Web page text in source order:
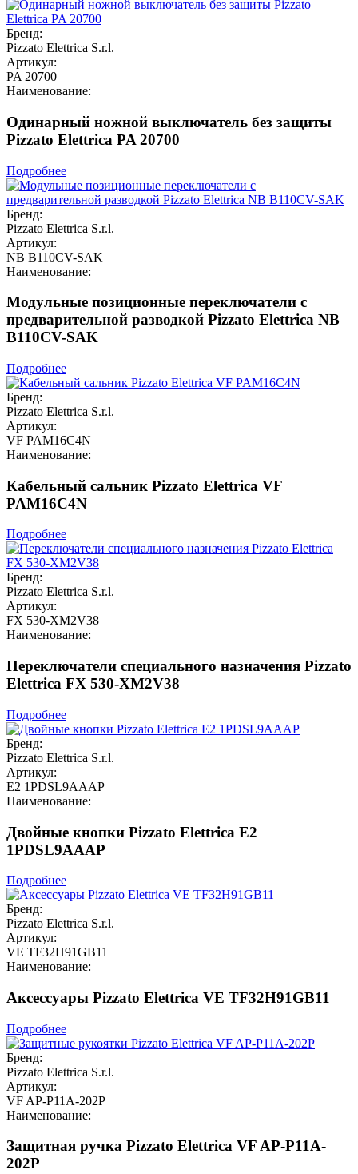
Бренд:
Pizzato Elettrica S.r.l.
Артикул:
PA 20700
Наименование:
Одинарный ножной выключатель без защиты
Pizzato Elettrica PA 20700
Подробнее
Бренд:
Pizzato Elettrica S.r.l.
Артикул:
NB B110CV-SAK
Наименование:
Модульные позиционные переключатели с
предварительной разводкой Pizzato Elettrica NB
B110CV-SAK
Подробнее
Бренд:
Pizzato Elettrica S.r.l.
Артикул:
VF PAM16C4N
Наименование:
Кабельный сальник Pizzato Elettrica VF
PAM16C4N
Подробнее
Бренд:
Pizzato Elettrica S.r.l.
Артикул:
FX 530-XM2V38
Наименование:
Переключатели специального назначения Pizzato
Elettrica FX 530-XM2V38
Подробнее
Бренд:
Pizzato Elettrica S.r.l.
Артикул:
E2 1PDSL9AAAP
Наименование:
Двойные кнопки Pizzato Elettrica E2
1PDSL9AAAP
Подробнее
Бренд:
Pizzato Elettrica S.r.l.
Артикул:
VE TF32H91GB11
Наименование:
Аксессуары Pizzato Elettrica VE TF32H91GB11
Подробнее
Бренд:
Pizzato Elettrica S.r.l.
Артикул:
VF AP-P11A-202P
Наименование:
Защитная ручка Pizzato Elettrica VF AP-P11A-
202P